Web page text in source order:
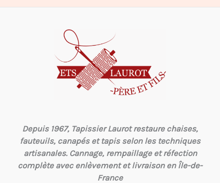
Depuis 1967, Tapissier Laurot restaure chaises,
fauteuils, canapés et tapis selon les techniques
artisanales. Cannage, rempaillage et réfection
complète avec enlèvement et livraison en Île-de-
France